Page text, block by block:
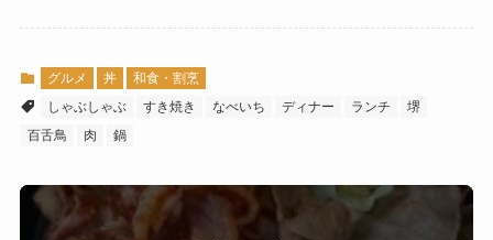
グルメ 丼
和食・割烹
しゃぶしゃぶ
すき焼き なべいち ディナー ランチ
堺
百舌鳥
肉 鍋